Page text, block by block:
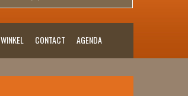
WINKEL CONTACT AGENDA